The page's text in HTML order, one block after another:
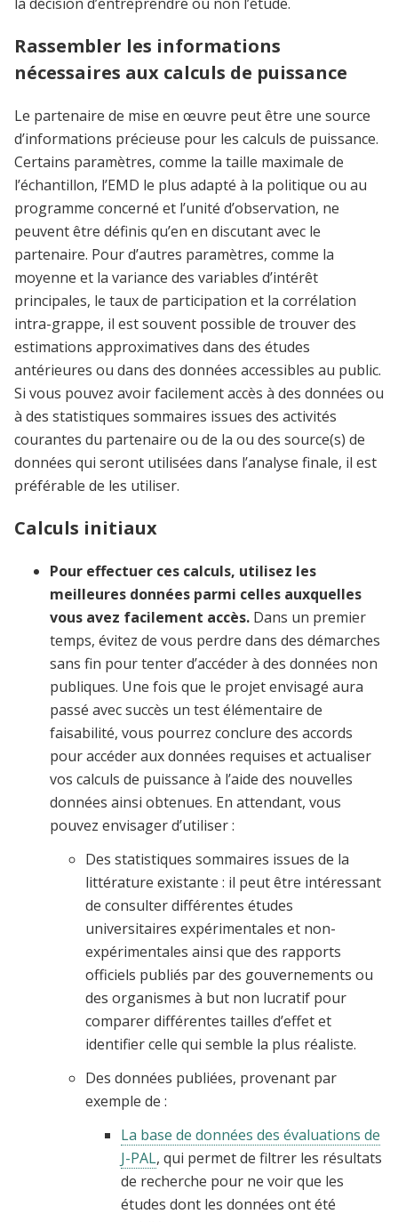
Rassembler les informations
nécessaires aux calculs de puissance
Le partenaire de mise en œuvre peut être une source
d’informations précieuse pour les calculs de puissance.
Certains paramètres, comme la taille maximale de
l’échantillon, l’EMD le plus adapté à la politique ou au
programme concerné et l’unité d’observation, ne
peuvent être définis qu’en en discutant avec le
partenaire. Pour d’autres paramètres, comme la
moyenne et la variance des variables d’intérêt
principales, le taux de participation et la corrélation
intra-grappe, il est souvent possible de trouver des
estimations approximatives dans des études
antérieures ou dans des données accessibles au public.
Si vous pouvez avoir facilement accès à des données ou
à des statistiques sommaires issues des activités
courantes du partenaire ou de la ou des source(s) de
données qui seront utilisées dans l’analyse finale, il est
préférable de les utiliser.
Calculs initiaux
Pour effectuer ces calculs, utilisez les
meilleures données parmi celles auxquelles
vous avez facilement accès. Dans un premier
temps, évitez de vous perdre dans des démarches
sans fin pour tenter d’accéder à des données non
publiques. Une fois que le projet envisagé aura
passé avec succès un test élémentaire de
faisabilité, vous pourrez conclure des accords
pour accéder aux données requises et actualiser
vos calculs de puissance à l’aide des nouvelles
données ainsi obtenues. En attendant, vous
pouvez envisager d’utiliser :
Des statistiques sommaires issues de la
littérature existante : il peut être intéressant
de consulter différentes études
universitaires expérimentales et non-
expérimentales ainsi que des rapports
officiels publiés par des gouvernements ou
des organismes à but non lucratif pour
comparer différentes tailles d’effet et
identifier celle qui semble la plus réaliste.
Des données publiées, provenant par
exemple de :
La base de données des évaluations de
J-PAL, qui permet de filtrer les résultats
de recherche pour ne voir que les
études dont les données ont été